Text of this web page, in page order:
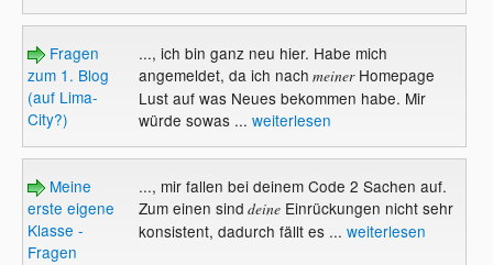
Fragen
zum 1. Blog
(auf Lima-
City?)
..., ich bin ganz neu hier. Habe mich
angemeldet, da ich nach meinerHomepage
Lust auf was Neues bekommen habe. Mir
würde sowas ... weiterlesen
Meine
erste eigene
Klasse -
Fragen
..., mir fallen bei deinem Code 2 Sachen auf.
Zum einen sind deineEinrückungen nicht sehr
konsistent, dadurch fällt es ... weiterlesen